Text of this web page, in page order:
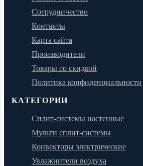
Сотрудничество
Контакты
Карта сайта
Производители
Товары со скидкой
Политика конфиденциальности
КАТЕГОРИИ
Сплит-системы настенные
Мульти сплит-системы
Конвекторы электрические
Увлажнители воздуха